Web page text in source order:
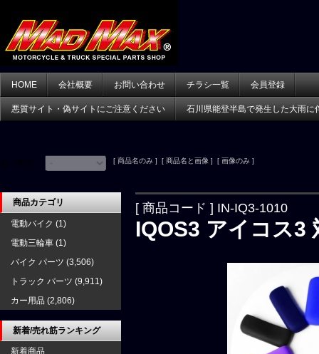
HOME 会社概要 お問い合わせ チラシ一覧 会員登録
悪質サイト・偽サイトにご注意ください 石川県能登半島で発生した大雨に
[ 商品名のみ ] [ 商品名と画像 ] [ 画像のみ ]
[ 商品コード ] IN-IQ3-1010
IQOS3 アイコス
商品カテゴリ
電動バイク (1)
電動三輪車 (1)
バイク パーツ (3,506)
トラック パーツ (9,911)
カー用品 (2,806)
新着/売れ筋ランキング
新着商品